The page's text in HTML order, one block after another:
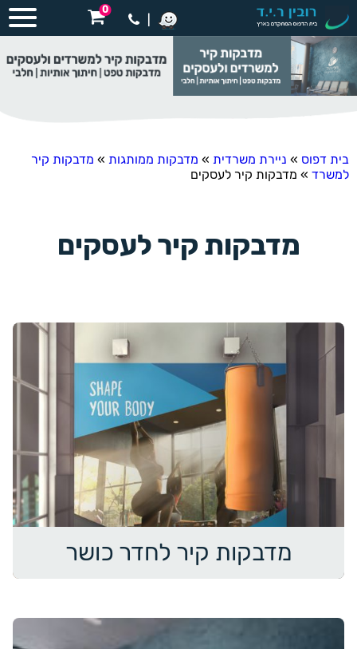
0
בית דפוס » ניירת משרדית » מדבקות ממותגות » מדבקות קיר
למשרד » מדבקות קיר לעסקים
מדבקות קיר לעסקים
מדבקות קיר לחדר כושר